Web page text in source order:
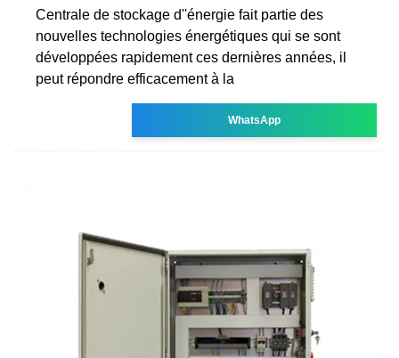
Centrale de stockage d''énergie fait partie des
nouvelles technologies énergétiques qui se sont
développées rapidement ces dernières années, il
peut répondre efficacement à la
WhatsApp